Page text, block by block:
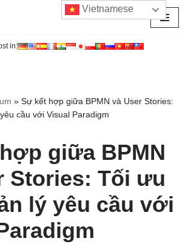
in:
» Sự kết hợp giữa BPMN và User Stories:
cầu với Visual Paradigm
giữa BPMN
Stories: Tối ưu
lý yêu cầu với
Vietnamese